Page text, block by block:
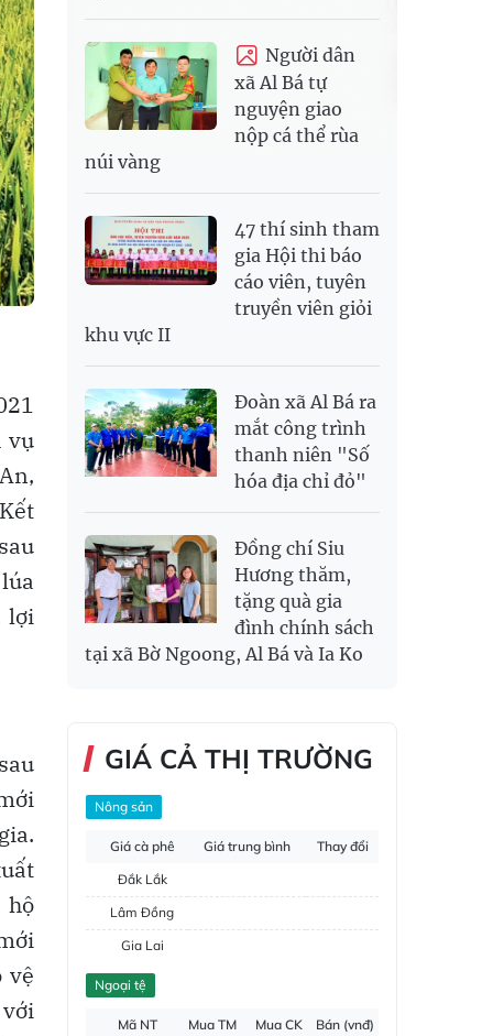
vụ
lợi
hộ
vệ
Người dân
xã Al Bá tự
nguyện giao
nộp cá thể rùa
núi vàng
47 thí sinh tham
gia Hội thi báo
cáo viên, tuyên
truyền viên giỏi
khu vực II
Đoàn xã Al Bá ra
mắt công trình
thanh niên "Số
hóa địa chỉ đỏ"
Đồng chí Siu
Hương thăm,
tặng quà gia
đình chính sách
tại xã Bờ Ngoong, Al Bá và Ia Ko
GIÁ CẢ THỊ TRƯỜNG
Nông sản
Giá cà phê Giá trung bình
Thay đổi
Đắk Lắk
Lâm Đồng
Gia Lai
Đắk Nông
Ngoại tệ
Mã NT Mua TM Mua CK
Bán (vnđ)